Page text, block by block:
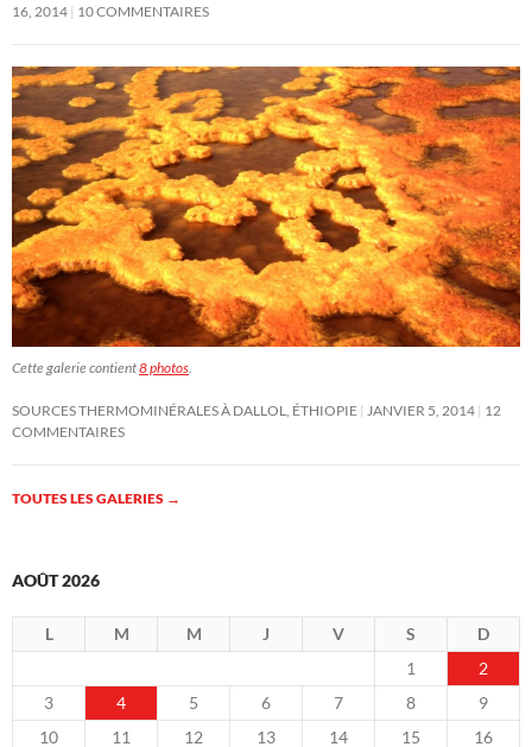
16, 2014 10 COMMENTAIRES
Cette galerie contient8 photos.
SOURCES THERMOMINÉRALES À DALLOL, ÉTHIOPIE JANVIER 5, 2014 12
COMMENTAIRES
TOUTES LES GALERIES →
AOÛT 2026
L M M J V S
D
1
2
3
4 5 6 7 8
9
10
11 12 13 14 15 16